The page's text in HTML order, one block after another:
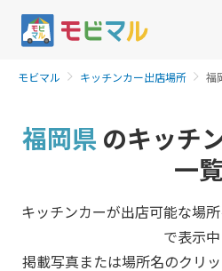
モビマル キッチンカー出店場所 福
福岡県 のキッチ
一覧
キッチンカーが出店可能な場
で表示中
掲載写真または場所名のクリ